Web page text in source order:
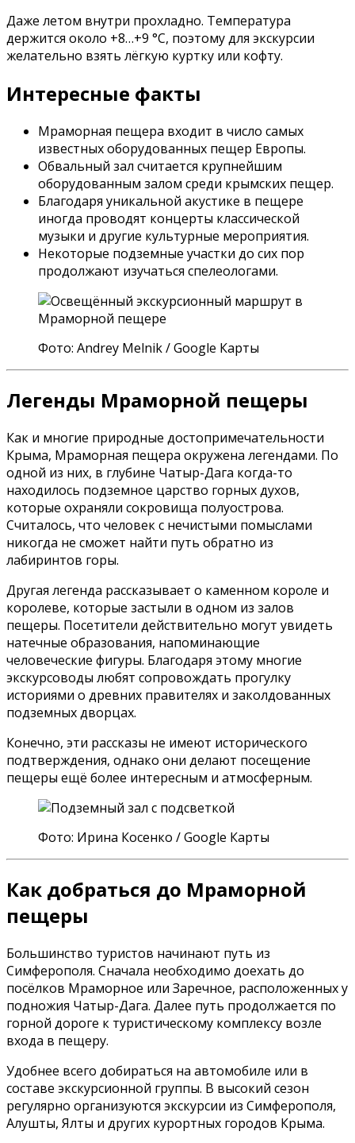
Даже летом внутри прохладно. Температура
держится около +8…+9 °C, поэтому для экскурсии
желательно взять лёгкую куртку или кофту.
Интересные факты
Мраморная пещера входит в число самых
известных оборудованных пещер Европы.
Обвальный зал считается крупнейшим
оборудованным залом среди крымских пещер.
Благодаря уникальной акустике в пещере
иногда проводят концерты классической
музыки и другие культурные мероприятия.
Некоторые подземные участки до сих пор
продолжают изучаться спелеологами.
Фото: Andrey Melnik / Google Карты
Легенды Мраморной пещеры
Как и многие природные достопримечательности
Крыма, Мраморная пещера окружена легендами. По
одной из них, в глубине Чатыр-Дага когда-то
находилось подземное царство горных духов,
которые охраняли сокровища полуострова.
Считалось, что человек с нечистыми помыслами
никогда не сможет найти путь обратно из
лабиринтов горы.
Другая легенда рассказывает о каменном короле и
королеве, которые застыли в одном из залов
пещеры. Посетители действительно могут увидеть
натечные образования, напоминающие
человеческие фигуры. Благодаря этому многие
экскурсоводы любят сопровождать прогулку
историями о древних правителях и заколдованных
подземных дворцах.
Конечно, эти рассказы не имеют исторического
подтверждения, однако они делают посещение
пещеры ещё более интересным и атмосферным.
Фото: Ирина Косенко / Google Карты
Как добраться до Мраморной
пещеры
Большинство туристов начинают путь из
Симферополя. Сначала необходимо доехать до
посёлков Мраморное или Заречное, расположенных у
подножия Чатыр-Дага. Далее путь продолжается по
горной дороге к туристическому комплексу возле
входа в пещеру.
Удобнее всего добираться на автомобиле или в
составе экскурсионной группы. В высокий сезон
регулярно организуются экскурсии из Симферополя,
Алушты, Ялты и других курортных городов Крыма.